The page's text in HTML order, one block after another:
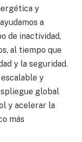
y
a
de inactividad,
al tiempo que
y la seguridad.
y
global
y acelerar la
más